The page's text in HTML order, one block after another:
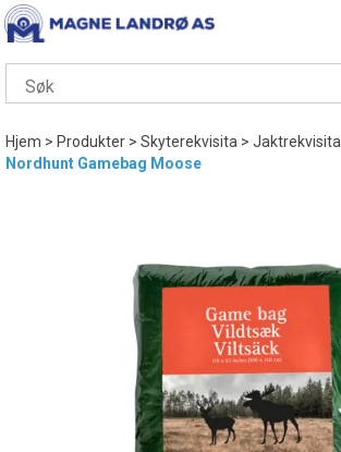
Hjem>Produkter>Skyterekvisita>Jaktrekvisita
Nordhunt Gamebag Moose